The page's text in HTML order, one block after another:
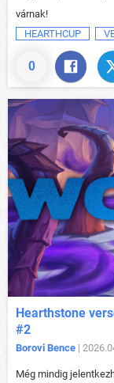
0
várnak!
HEARTHCUP
Hearthstone
#2
Borovi Bence |
Még mindig